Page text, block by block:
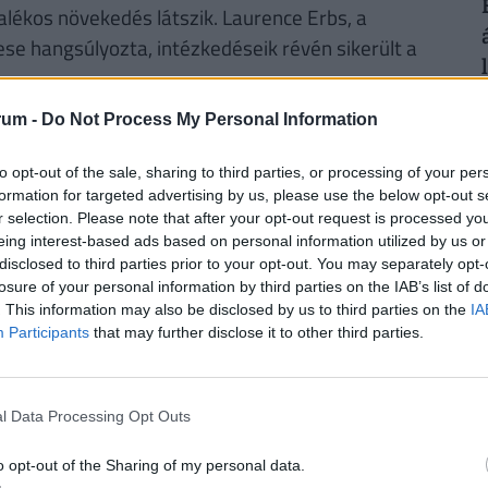
- Do Not Process My Personal Information
opt-out of the sale, sharing to third parties, or processing of your
for targeted advertising by us, please use the below opt-out
selection. Please note that after your opt-out request is processed
interest-based ads based on personal information utilized by us
to third parties prior to your opt-out. You may separately
of your personal information by third parties on the IAB’s list of
This information may also be disclosed by us to third parties on the
Participants that may further disclose it to other third parties.
Data Processing Opt Outs
opt-out of the Sharing of my personal data.
növekedés látszik. Laurence Erbs, a
hangsúlyozta, intézkedéseik révén sikerült a
online szolgáltatásokat vezettek be. Az
és kiegyenlítik a forgalmat az A és a B
ugyan kevesebb lett, de az új folyosók
legforgalmasabb időszakban is 10 perc alatt
Airport vezérigazgatója elmondta, hogy az 1-
megnövekedett forgalom kezelésében, de
fogták fel.
MEGÉRI VÁLTANI!
számlavezetés. A
konstrukciót is találhatunk, amelyek esetében